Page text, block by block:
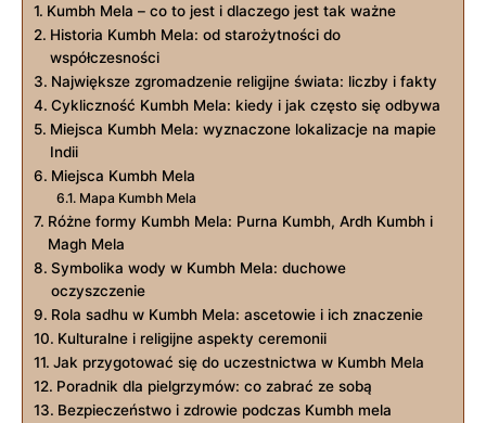
Kumbh Mela – co to jest i dlaczego jest tak ważne
Historia Kumbh Mela: od starożytności do
współczesności
Największe zgromadzenie religijne świata: liczby i fakty
Cykliczność Kumbh Mela: kiedy i jak często się odbywa
Miejsca Kumbh Mela: wyznaczone lokalizacje na mapie
Indii
Miejsca Kumbh Mela
Mapa Kumbh Mela
Różne formy Kumbh Mela: Purna Kumbh, Ardh Kumbh i
Magh Mela
Symbolika wody w Kumbh Mela: duchowe
oczyszczenie
Rola sadhu w Kumbh Mela: ascetowie i ich znaczenie
Kulturalne i religijne aspekty ceremonii
Jak przygotować się do uczestnictwa w Kumbh Mela
Poradnik dla pielgrzymów: co zabrać ze sobą
Bezpieczeństwo i zdrowie podczas Kumbh mela